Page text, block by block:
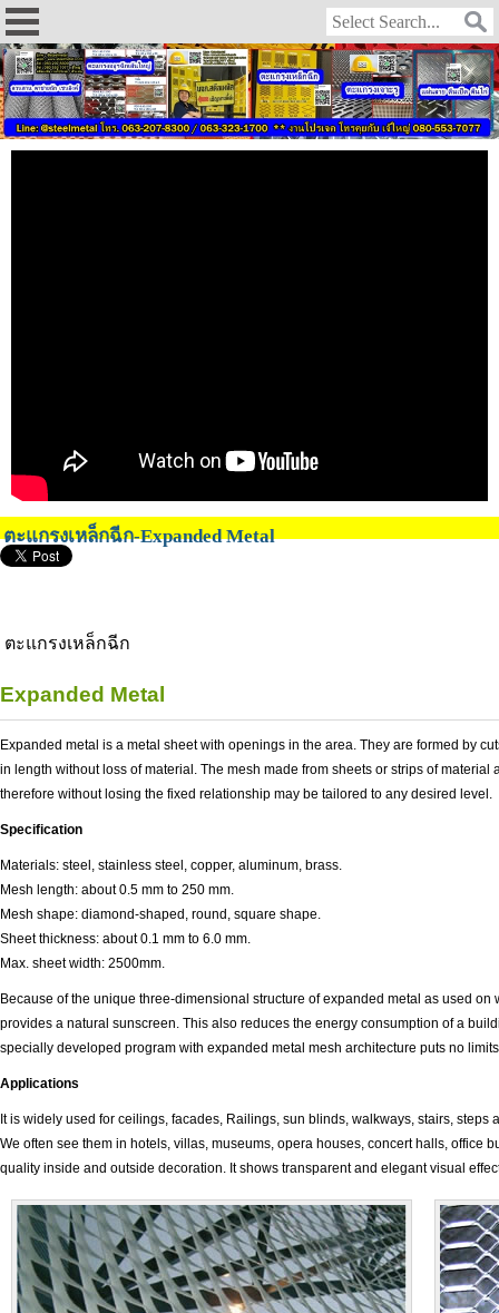
ตะแกรงเหล็กฉีก-Expanded Metal
ตะแกรงเหล็กฉีก
Expanded Metal
Expanded metal is a metal sheet with openings in the area. They are formed by
in length without loss of material. The mesh made from sheets or strips of
therefore without losing the fixed relationship may be tailored to any desired level.
Specification
Materials: steel, stainless steel, copper, aluminum, brass.
Mesh length: about 0.5 mm to 250 mm.
Mesh shape: diamond-shaped, round, square shape.
Sheet thickness: about 0.1 mm to 6.0 mm.
Max. sheet width: 2500mm.
Because of the unique three-dimensional structure of expanded metal as used
provides a natural sunscreen. This also reduces the energy consumption of a
specially developed program with expanded metal mesh architecture puts no
Applications
It is widely used for ceilings, facades, Railings, sun blinds, walkways, stairs,
We often see them in hotels, villas, museums, opera houses, concert halls, office
quality inside and outside decoration. It shows transparent and elegant visual